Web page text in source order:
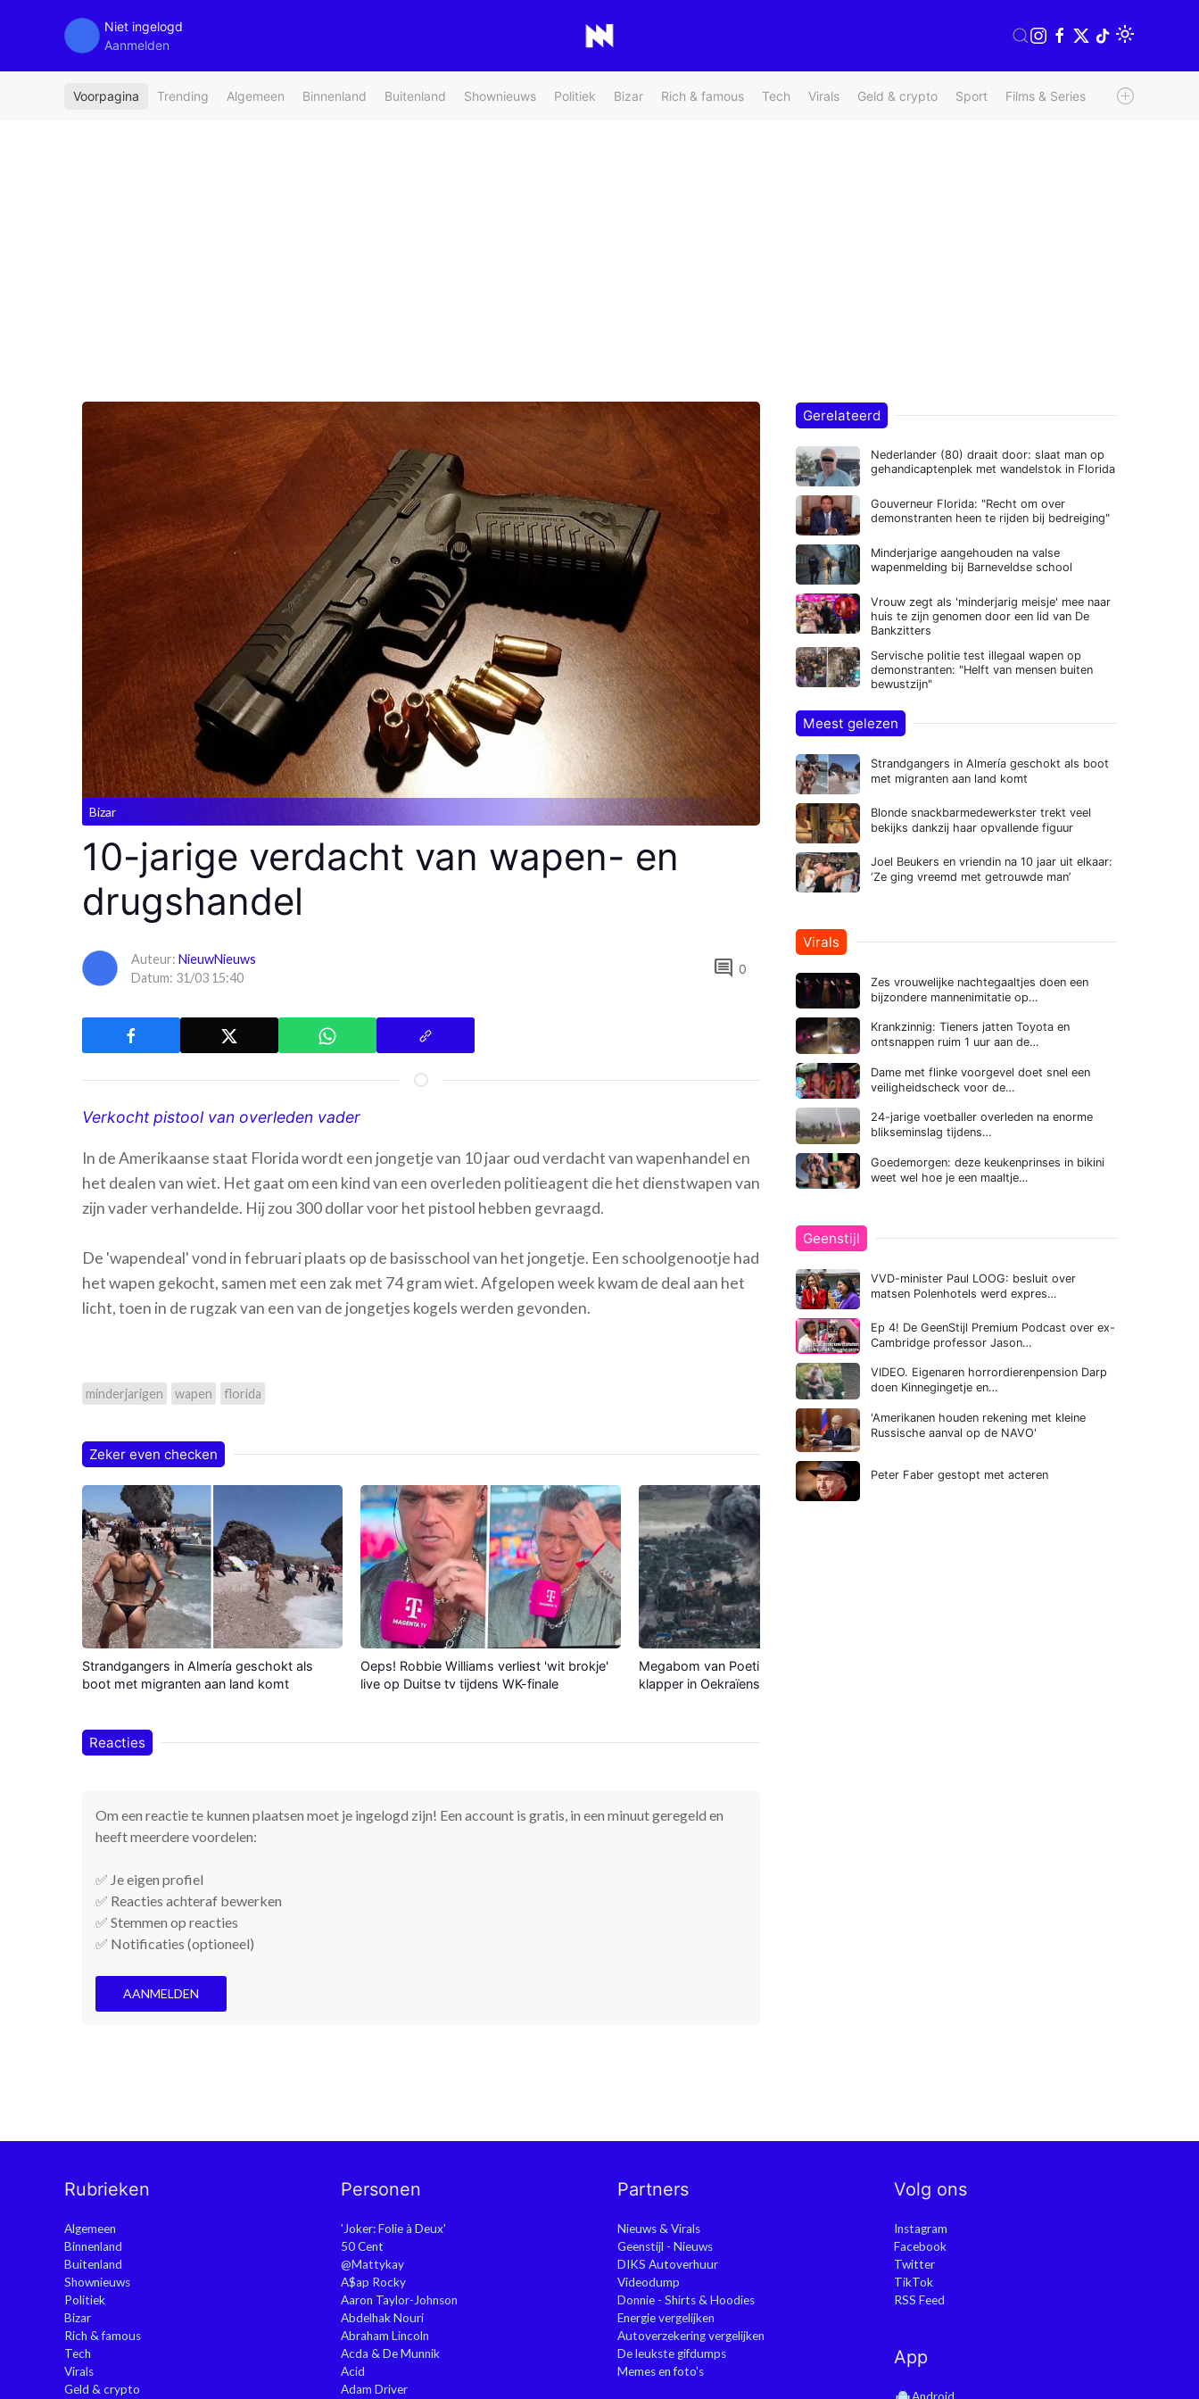
Niet ingelogd
Aanmelden
Voorpagina Trending Algemeen Binnenland Buitenland Shownieuws Politiek Bizar Rich & famous Tech Virals Geld & crypto Sport Films & Series Radio & TV
Bizar
10-jarige verdacht van wapen- en
drugshandel
Auteur: NieuwNieuws
Datum: 31/03 15:40
comment 0
Verkocht pistool van overleden vader
In de Amerikaanse staat Florida wordt een jongetje van 10 jaar oud verdacht van wapenhandel en
het dealen van wiet. Het gaat om een kind van een overleden politieagent die het dienstwapen van
zijn vader verhandelde. Hij zou 300 dollar voor het pistool hebben gevraagd.
De 'wapendeal' vond in februari plaats op de basisschool van het jongetje. Een schoolgenootje had
het wapen gekocht, samen met een zak met 74 gram wiet. Afgelopen week kwam de deal aan het
licht, toen in de rugzak van een van de jongetjes kogels werden gevonden.
minderjarigen wapen florida
Zeker even checken
Strandgangers in Almería geschokt als
boot met migranten aan land komt
Oeps! Robbie Williams verliest 'wit brokje'
live op Duitse tv tijdens WK-finale
Megabom van Poetin maakt gigantische
klapper in Oekraïense stad
Reacties
Om een reactie te kunnen plaatsen moet je ingelogd zijn! Een account is gratis, in een minuut geregeld en
heeft meerdere voordelen:
✅ Je eigen profiel
✅ Reacties achteraf bewerken
✅ Stemmen op reacties
✅ Notificaties (optioneel)
AANMELDEN
Gerelateerd
Nederlander (80) draait door: slaat man op
gehandicaptenplek met wandelstok in Florida
Gouverneur Florida: "Recht om over
demonstranten heen te rijden bij bedreiging"
Minderjarige aangehouden na valse
wapenmelding bij Barneveldse school
Vrouw zegt als 'minderjarig meisje' mee naar
huis te zijn genomen door een lid van De
Bankzitters
Servische politie test illegaal wapen op
demonstranten: "Helft van mensen buiten
bewustzijn"
Meest gelezen
Strandgangers in Almería geschokt als boot
met migranten aan land komt
Blonde snackbarmedewerkster trekt veel
bekijks dankzij haar opvallende figuur
Joel Beukers en vriendin na 10 jaar uit elkaar:
‘Ze ging vreemd met getrouwde man’
Virals
Zes vrouwelijke nachtegaaltjes doen een
bijzondere mannenimitatie op…
Krankzinnig: Tieners jatten Toyota en
ontsnappen ruim 1 uur aan de…
Dame met flinke voorgevel doet snel een
veiligheidscheck voor de…
24-jarige voetballer overleden na enorme
blikseminslag tijdens…
Goedemorgen: deze keukenprinses in bikini
weet wel hoe je een maaltje…
Geenstijl
VVD-minister Paul LOOG: besluit over
matsen Polenhotels werd expres…
Ep 4! De GeenStijl Premium Podcast over ex-
Cambridge professor Jason…
VIDEO. Eigenaren horrordierenpension Darp
doen Kinnegingetje en…
'Amerikanen houden rekening met kleine
Russische aanval op de NAVO'
Peter Faber gestopt met acteren
Rubrieken
Algemeen
Binnenland
Buitenland
Shownieuws
Politiek
Bizar
Rich & famous
Tech
Virals
Geld & crypto
Personen
'Joker: Folie à Deux'
50 Cent
@Mattykay
A$ap Rocky
Aaron Taylor-Johnson
Abdelhak Nouri
Abraham Lincoln
Acda & De Munnik
Acid
Adam Driver
Partners
Nieuws & Virals
Geenstijl - Nieuws
DIKS Autoverhuur
Videodump
Donnie - Shirts & Hoodies
Energie vergelijken
Autoverzekering vergelijken
De leukste gifdumps
Memes en foto's
Volg ons
Instagram
Facebook
Twitter
TikTok
RSS Feed
App